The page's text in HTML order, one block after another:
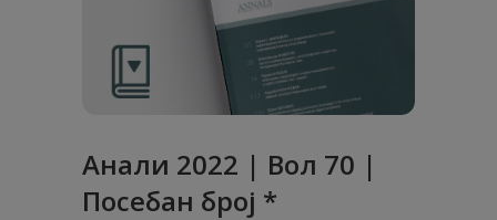
Анали 2022 | Вол 70 |
Посебан број *